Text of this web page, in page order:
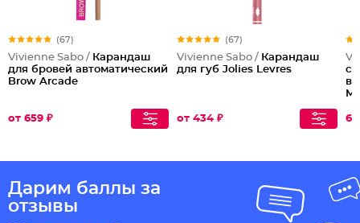
(67)
Vivienne Sabo / Карандаш
для бровей автоматический
Brow Arcade
от 659 ₽
(67)
Vivienne Sabo / Карандаш
для губ Jolies Levres
от 434 ₽
Дарим баллы за
отзывы